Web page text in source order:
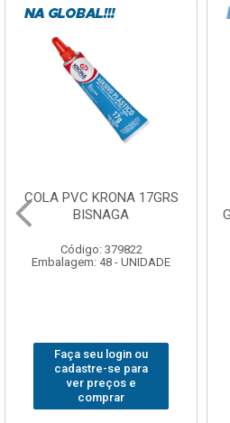
COLA PVC KRONA 17GRS
BISNAGA
Código: 379822
Embalagem: 48 - UNIDADE
Faça seu login ou
cadastre-se para
ver preços e
comprar